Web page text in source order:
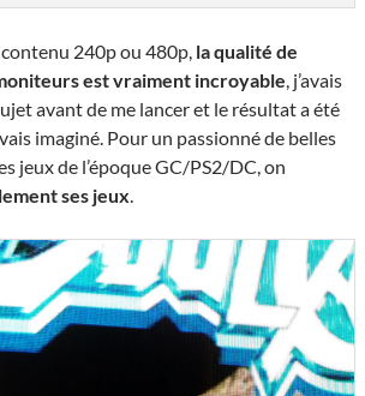
240p ou 480p, la qualité de
est vraiment incroyable, j’avais
avant de me lancer et le résultat a été
imaginé. Pour un passionné de belles
jeux de l’époque GC/PS2/DC, on
ses jeux.